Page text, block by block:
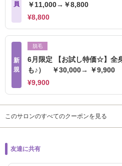
員
￥11,000→￥8,800
¥8,800
新
規
脱毛
6月限定 【お試し特価☆】全
も♪） ￥30,000→ ￥9,900
¥9,900
このサロンのすべてのクーポンを見る
友達に共有